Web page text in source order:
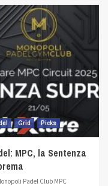
Grid Picks
MPC, la Sentenza
Padel Club MPC